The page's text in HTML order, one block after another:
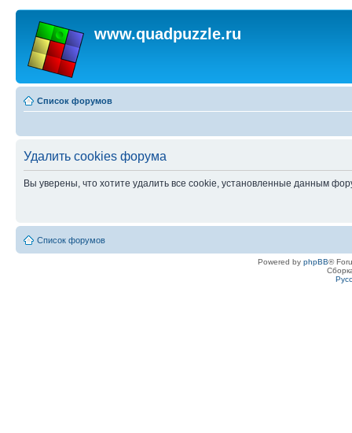
www.quadpuzzle.ru
Список форумов
Удалить cookies форума
Вы уверены, что хотите удалить все cookie, установленные данным
Список форумов
Powered by phpBB®